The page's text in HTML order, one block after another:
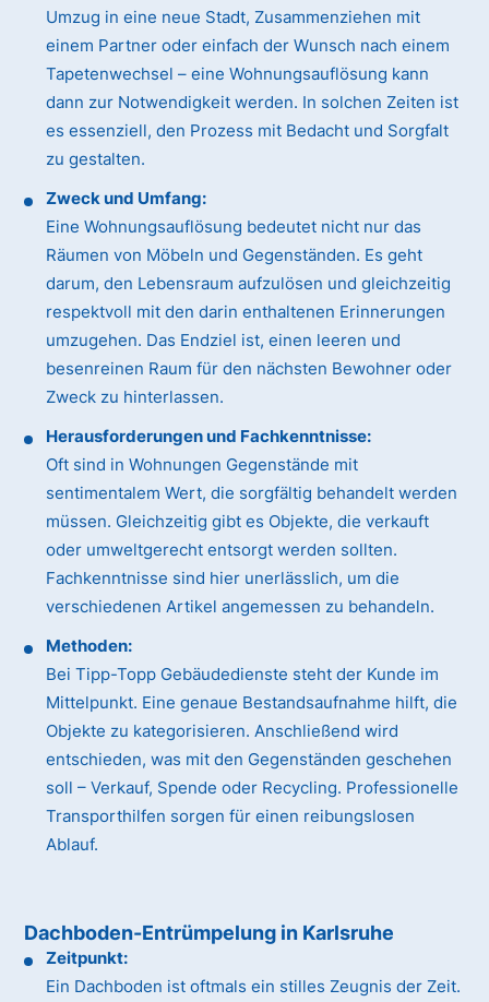
Umzug in eine neue Stadt, Zusammenziehen mit
einem Partner oder einfach der Wunsch nach einem
Tapetenwechsel – eine Wohnungsauflösung kann
dann zur Notwendigkeit werden. In solchen Zeiten ist
es essenziell, den Prozess mit Bedacht und Sorgfalt
zu gestalten.
Zweck und Umfang:
Eine Wohnungsauflösung bedeutet nicht nur das
Räumen von Möbeln und Gegenständen. Es geht
darum, den Lebensraum aufzulösen und gleichzeitig
respektvoll mit den darin enthaltenen Erinnerungen
umzugehen. Das Endziel ist, einen leeren und
besenreinen Raum für den nächsten Bewohner oder
Zweck zu hinterlassen.
Herausforderungen und Fachkenntnisse:
Oft sind in Wohnungen Gegenstände mit
sentimentalem Wert, die sorgfältig behandelt werden
müssen. Gleichzeitig gibt es Objekte, die verkauft
oder umweltgerecht entsorgt werden sollten.
Fachkenntnisse sind hier unerlässlich, um die
verschiedenen Artikel angemessen zu behandeln.
Methoden:
Bei Tipp-Topp Gebäudedienste steht der Kunde im
Mittelpunkt. Eine genaue Bestandsaufnahme hilft, die
Objekte zu kategorisieren. Anschließend wird
entschieden, was mit den Gegenständen geschehen
soll – Verkauf, Spende oder Recycling. Professionelle
Transporthilfen sorgen für einen reibungslosen
Ablauf.
Dachboden-Entrümpelung in Karlsruhe
Zeitpunkt:
Ein Dachboden ist oftmals ein stilles Zeugnis der Zeit.